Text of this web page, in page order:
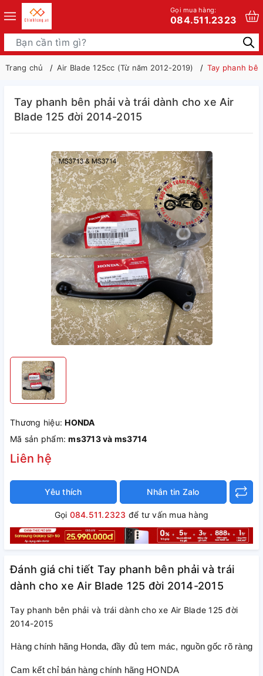
Gọi mua hàng:
084.511.2323
Trang chủ Air Blade 125cc (Từ năm 2012-2019) Tay phanh
Tay phanh bên phải và trái dành cho xe Air
Blade 125 đời 2014-2015
Thương hiệu:HONDA
Mã sản phẩm:ms3713 và ms3714
Liên hệ
Yêu thích Nhắn tin Zalo
Gọi 084.511.2323 để tư vấn mua hàng
Đánh giá chi tiết Tay phanh bên phải và trái
dành cho xe Air Blade 125 đời 2014-2015
Tay phanh bên phải và trái dành cho xe Air Blade 125 đời
2014-2015
Hàng chính hãng Honda, đầy đủ tem mác, nguồn gốc rõ ràng
Cam kết chỉ bán hàng chính hãng HONDA